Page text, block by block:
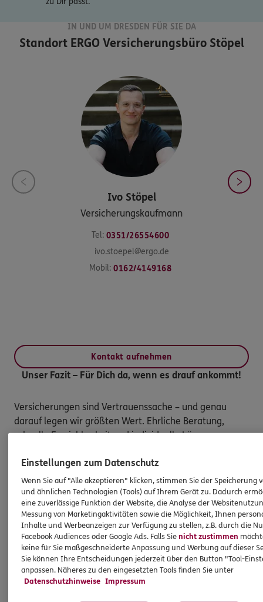
IN UND UM DRESDEN FÜR SIE DA
StandortERGO Versicherungsbüro Stöpel
Ivo Stöpel
Versicherungskaufmann
Tel: 0351/26554600
ivo.stoepel@ergo.de
Mobil: 0162/4149168
Kontakt aufnehmen
Unser Fazit – Für Dich da, wenn es drauf ankommt!
Versicherungen sind Vertrauenssache – und genau
darauf legen wir größten Wert. Ehrliche Beratung,
schnelle Erreichbarkeit und individuelle Lösungen
Egal, ob Du Deine Familie absichern, Dein Unternehmen
schützen oder einfach sorgenfrei Deine Harley
genießen möchtest – wir sind für Dich da. Persönlich,
zuverlässig und mit einem offenen Ohr für Deine
Fragen.
📞 Lass uns sprechen! Wir freuen uns darauf, Dich
kennenzulernen.
Einstellungen zum Datenschutz
Wenn Sie auf "Alle akzeptieren" klicken, stimmen Sie der Speicherung
und ähnlichen Technologien (Tools) auf Ihrem Gerät zu. Dadurch
eine zuverlässige Funktion der Website, die Analyse der
Messung von Marketingaktivitäten sowie die Möglichkeit, Ihnen
Inhalte und Werbeanzeigen zur Verfügung zu stellen, z.B. durch die
Facebook Audiences oder Google Ads. Falls Sienicht zustimmen
keine für Sie maßgeschneiderte Anpassung und Werbung auf dieser
Sie können Ihre Entscheidungen jederzeit über den Button "Tool-
anpassen. Näheres zu den eingesetzten Tools finden Sie unter
Datenschutzhinweise Impressum